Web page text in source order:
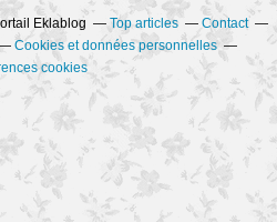
Eklablog Top articles
Contact
Cookies et données personnelles
cookies